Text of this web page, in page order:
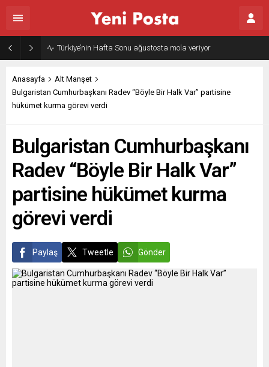
Türkiye’nin Hafta Sonu ağustosta mola veriyor
Anasayfa
Alt Manşet
Bulgaristan Cumhurbaşkanı Radev “Böyle Bir Halk Var” partisine
hükümet kurma görevi verdi
Bulgaristan Cumhurbaşkanı
Radev “Böyle Bir Halk Var”
partisine hükümet kurma
görevi verdi
Paylaş Tweetle Gönder